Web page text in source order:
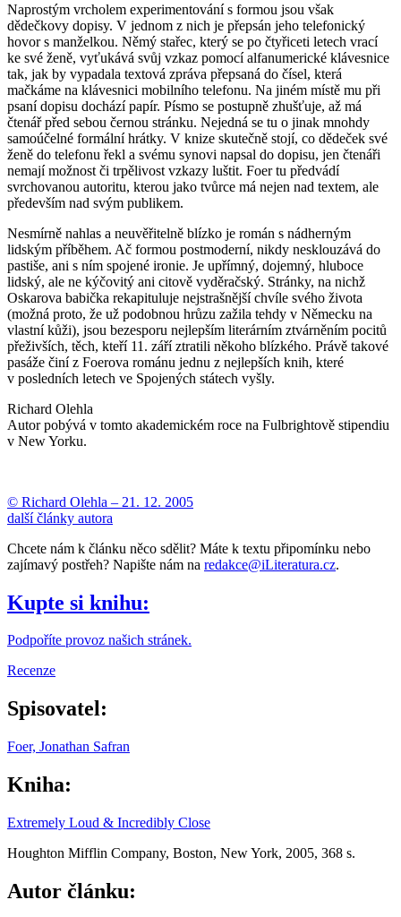
Naprostým vrcholem experimentování s formou jsou však
dědečkovy dopisy. V jednom z nich je přepsán jeho telefonický
hovor s manželkou. Němý stařec, který se po čtyřiceti letech vrací
ke své ženě, vyťukává svůj vzkaz pomocí alfanumerické klávesnice
tak, jak by vypadala textová zpráva přepsaná do čísel, která
mačkáme na klávesnici mobilního telefonu. Na jiném místě mu při
psaní dopisu dochází papír. Písmo se postupně zhušťuje, až má
čtenář před sebou černou stránku. Nejedná se tu o jinak mnohdy
samoúčelné formální hrátky. V knize skutečně stojí, co dědeček své
ženě do telefonu řekl a svému synovi napsal do dopisu, jen čtenáři
nemají možnost či trpělivost vzkazy luštit. Foer tu předvádí
svrchovanou autoritu, kterou jako tvůrce má nejen nad textem, ale
především nad svým publikem.
Nesmírně nahlas a neuvěřitelně blízko je román s nádherným
lidským příběhem. Ač formou postmoderní, nikdy nesklouzává do
pastiše, ani s ním spojené ironie. Je upřímný, dojemný, hluboce
lidský, ale ne kýčovitý ani citově vyděračský. Stránky, na nichž
Oskarova babička rekapituluje nejstrašnější chvíle svého života
(možná proto, že už podobnou hrůzu zažila tehdy v Německu na
vlastní kůži), jsou bezesporu nejlepším literárním ztvárněním pocitů
přeživších, těch, kteří 11. září ztratili někoho blízkého. Právě takové
pasáže činí z Foerova románu jednu z nejlepších knih, které
v posledních letech ve Spojených státech vyšly.
Richard Olehla
Autor pobývá v tomto akademickém roce na Fulbrightově stipendiu
v New Yorku.
© Richard Olehla – 21. 12. 2005
další články autora
Chcete nám k článku něco sdělit? Máte k textu připomínku nebo
zajímavý postřeh? Napište nám na redakce@iLiteratura.cz.
Kupte si knihu:
Podpoříte provoz našich stránek.
Recenze
Spisovatel:
Foer, Jonathan Safran
Kniha:
Extremely Loud & Incredibly Close
Houghton Mifflin Company, Boston, New York, 2005, 368 s.
Autor článku: